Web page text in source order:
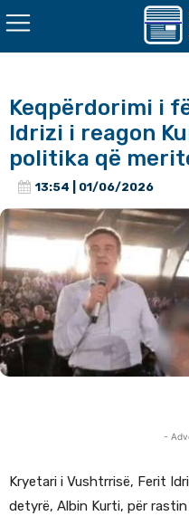
Keqpërdorimi i
Idrizi i reagon
politika që
13:54 | 01/06/2026
-
Kryetari i Vushtrrisë, Ferit
detyrë, Albin Kurti, për